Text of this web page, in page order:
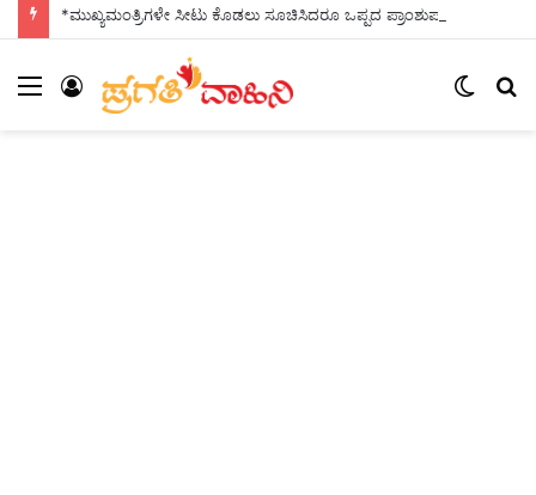
Menu Log In